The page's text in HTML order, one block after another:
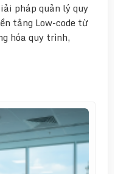
pháp quản lý quy
tảng Low-code từ
hóa quy trình,